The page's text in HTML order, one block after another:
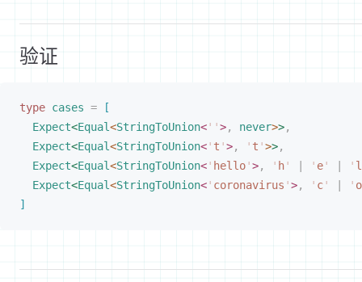
验证
type cases =
[
Expect<Equal<StringToUnion<''>, never>>,
Expect<Equal<StringToUnion<' t '>, ' t '>>,
Expect<Equal<StringToUnion<' hello'>, ' h' ' e' ' l
Expect<Equal<StringToUnion<' coronavirus '>, ' c' ' o
]